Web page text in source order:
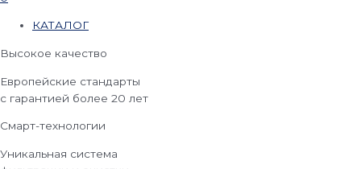
КАТАЛОГ
Высокое качество
Европейские стандарты
с гарантией более 20 лет
Смарт-технологии
Уникальная система